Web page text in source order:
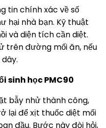
tin chính xác về số
hại nhà bạn. Kỹ thuật
và diện tích cần diệt.
trên đường mối ăn, nếu
sinh học PMC90
bẫy nhử thành công,
lại để xịt thuốc diệt mối
đầu. Bước này đòi hỏi,